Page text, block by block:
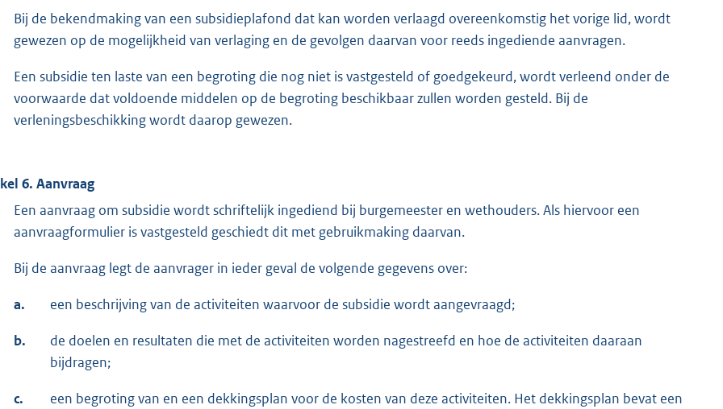
Bij de bekendmaking van een subsidieplafond dat kan worden verlaagd overeenkomstig het vorige lid, wordt
gewezen op de mogelijkheid van verlaging en de gevolgen daarvan voor reeds ingediende aanvragen.
Een subsidie ten laste van een begroting die nog niet is vastgesteld of goedgekeurd, wordt verleend onder de
voorwaarde dat voldoende middelen op de begroting beschikbaar zullen worden gesteld. Bij de
verleningsbeschikking wordt daarop gewezen.
6. Aanvraag
Een aanvraag om subsidie wordt schriftelijk ingediend bij burgemeester en wethouders. Als hiervoor een
aanvraagformulier is vastgesteld geschiedt dit met gebruikmaking daarvan.
Bij de aanvraag legt de aanvrager in ieder geval de volgende gegevens over:
a. een beschrijving van de activiteiten waarvoor de subsidie wordt aangevraagd;
b.
de doelen en resultaten die met de activiteiten worden nagestreefd en hoe de activiteiten daaraan
bijdragen;
c. een begroting van en een dekkingsplan voor de kosten van deze activiteiten. Het dekkingsplan bevat een